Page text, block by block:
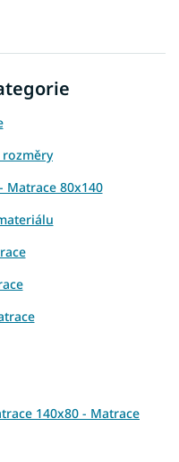
rozměry
Matrace 80x140
Vera 140x80 - Matrace